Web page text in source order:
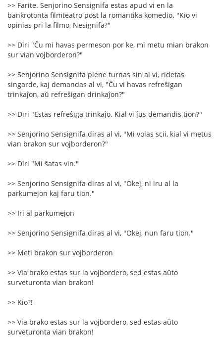
>> Farite. Senjorino Sensignifa estas apud vi en la
bankrotonta filmteatro post la romantika komedio. "Kio vi
opinias pri la filmo, Nesignifa?"
>> Diri "Ĉu mi havas permeson por ke, mi metu mian brakon
sur vian vojborderon?"
>> Senjorino Sensignifa plene turnas sin al vi, ridetas
singarde, kaj demandas al vi, "Ĉu vi havas refreŝigan
trinkaĵon, aŭ refreŝigan drinkaĵon?"
>> Diri "Estas refreŝiga trinkaĵo. Kial vi ĵus demandis tion?"
>> Senjorino Sensignifa diras al vi, "Mi volas scii, kial vi metus
vian brakon sur vojborderon?"
>> Diri "Mi ŝatas vin."
>> Senjorino Sensignifa diras al vi, "Okej, ni iru al la
parkumejon kaj faru tion."
>> Iri al parkumejon
>> Senjorino Sensignifa diras al vi, "Okej, nun faru tion."
>> Meti brakon sur vojborderon
>> Via brako estas sur la vojbordero, sed estas aŭto
surveturonta vian brakon!
>> Kio?!
>> Via brako estas sur la vojbordero, sed estas aŭto
surveturonta vian brakon!